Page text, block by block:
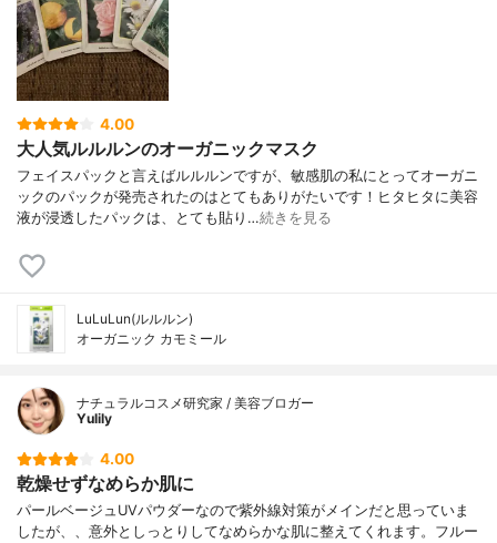
4.00
大人気ルルルンのオーガニックマスク
フェイスパックと言えばルルルンですが、敏感肌の私にとってオーガニ
ックのパックが発売されたのはとてもありがたいです！ヒタヒタに美容
液が浸透したパックは、とても貼り…続きを見る
LuLuLun(ルルルン)
オーガニック カモミール
ナチュラルコスメ研究家 / 美容ブロガー
Yulily
4.00
乾燥せずなめらか肌に
パールベージュUVパウダーなので紫外線対策がメインだと思っていま
したが、、意外としっとりしてなめらかな肌に整えてくれます。フルー